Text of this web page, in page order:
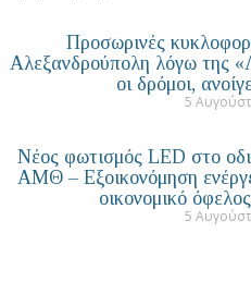
Προσωρινές
Αλεξανδρούπολη λόγω της
οι δρόμοι,
5
Νέος φωτισμός LED στο
ΑΜΘ – Εξοικονόμηση
οικονομικό
5